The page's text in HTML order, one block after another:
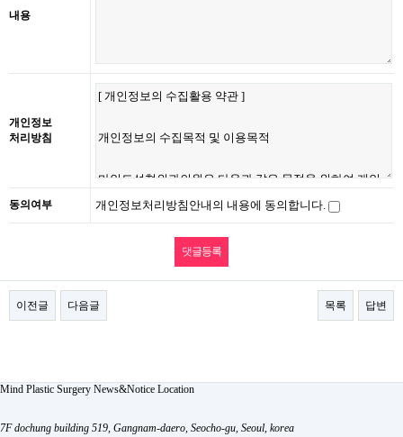
내용
개인정보
처리방침
동의여부 개인정보처리방침안내의 내용에 동의합니다.
이전글 다음글 목록 답변
Mind Plastic Surgery News&Notice Location
7F dochung building 519, Gangnam-daero, Seocho-gu, Seoul, korea